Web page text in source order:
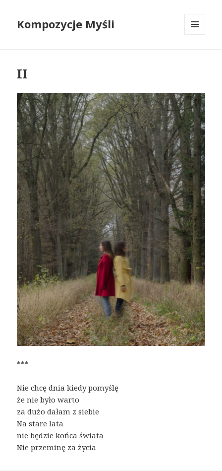
Kompozycje Myśli
II
***
Nie chcę dnia kiedy pomyślę
że nie było warto
za dużo dałam z siebie
Na stare lata
nie będzie końca świata
Nie przeminę za życia